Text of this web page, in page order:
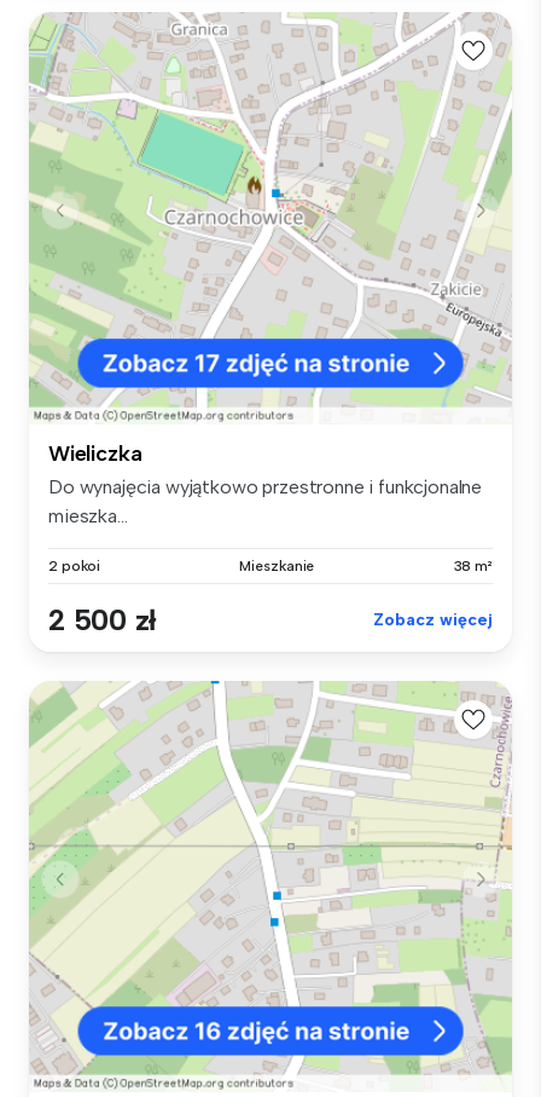
Wieliczka
Do wynajęcia wyjątkowo przestronne i funkcjonalne
mieszka...
2 pokoi Mieszkanie 38 m²
2 500 zł Zobacz więcej